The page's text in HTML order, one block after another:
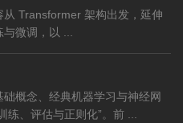
Transformer 架构出发，延伸
微调，以 ...
概念、经典机器学习与神经网
、评估与正则化”。前 ...